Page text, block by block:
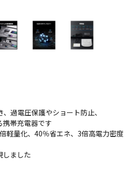
過電圧保護やショート防止、
携帯充電器です
軽量化、40％省エネ、3倍高電力密度
しました